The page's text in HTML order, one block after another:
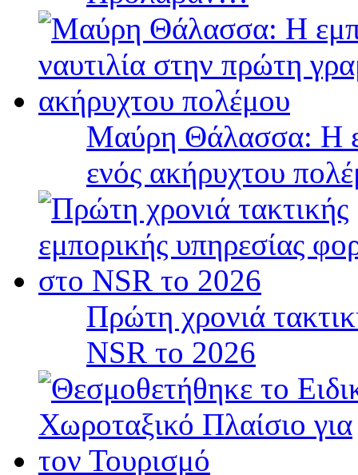
Μαύρη Θάλασσα: Η
ενός ακήρυχτου
Πρώτη χρονιά
NSR το 2026